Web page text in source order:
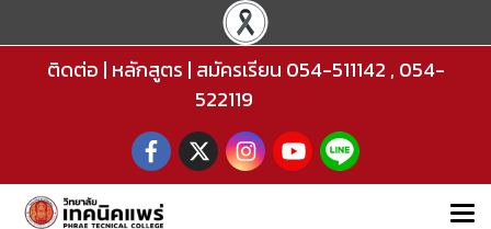
ติดต่อ | หลักสูตร | สมัครเรียน 054-511142 , 054-
522119